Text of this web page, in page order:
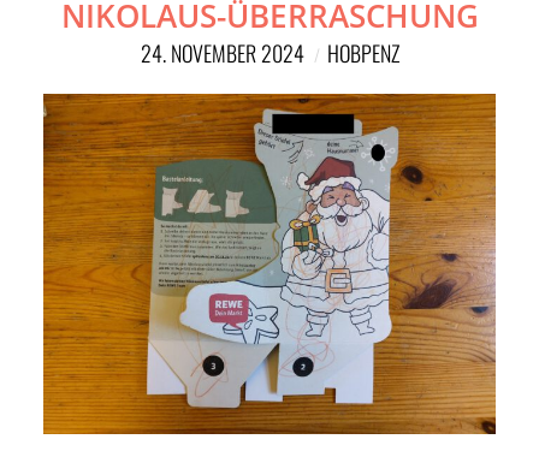
RUBRIKEN
NETZWERK
SPONSORING
KONTAKT
NIKOLAUS-ÜBERRASCHUNG
24. NOVEMBER 2024 HOBPENZ